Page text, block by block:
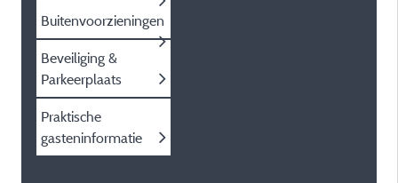
Buitenvoorzieningen
Beveiliging &
Parkeerplaats
Praktische
gasteninformatie